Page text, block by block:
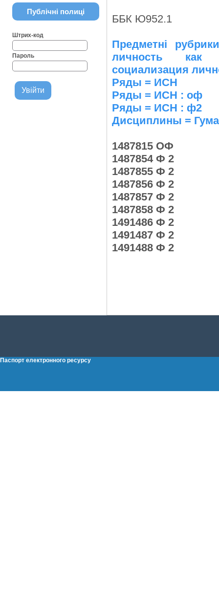
Публічні полиці
Штрих-код
Пароль
ББК Ю952.1
Предметні
личность как
социализация
Ряды = ИСН
Ряды = ИСН : оф
Ряды = ИСН : ф2
Дисциплины =
1487815 ОФ
1487854 Ф 2
1487855 Ф 2
1487856 Ф 2
1487857 Ф 2
1487858 Ф 2
1491486 Ф 2
1491487 Ф 2
1491488 Ф 2
Паспорт електронного ресурсу